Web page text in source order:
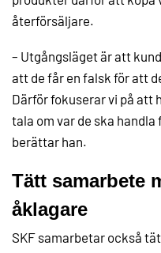
återförsäljare.
– Utgångsläget är att
att de får en falsk för att
Därför fokuserar vi på att
tala om var de ska
berättar han.
Tätt samarbete
åklagare
SKF samarbetar också